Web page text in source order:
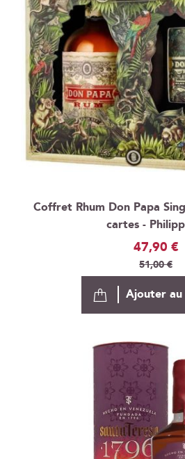
Coffret Rhum Don Papa
cartes -
Prix
Spécial
47,90 €
51,00 €
Ajouter